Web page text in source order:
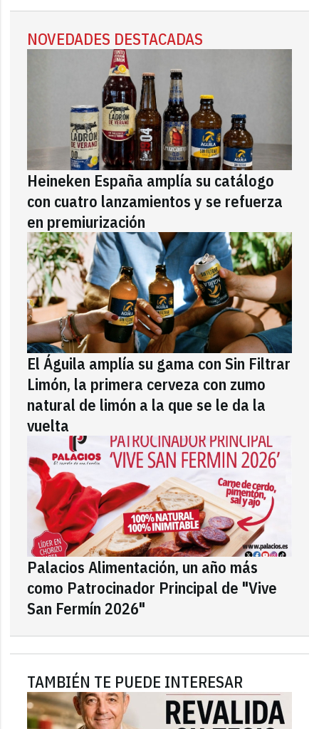
NOVEDADES DESTACADAS
Heineken España amplía su catálogo
con cuatro lanzamientos y se refuerza
en premiurización
El Águila amplía su gama con Sin Filtrar
Limón, la primera cerveza con zumo
natural de limón a la que se le da la
vuelta
Palacios Alimentación, un año más
como Patrocinador Principal de "Vive
San Fermín 2026"
TAMBIÉN TE PUEDE INTERESAR